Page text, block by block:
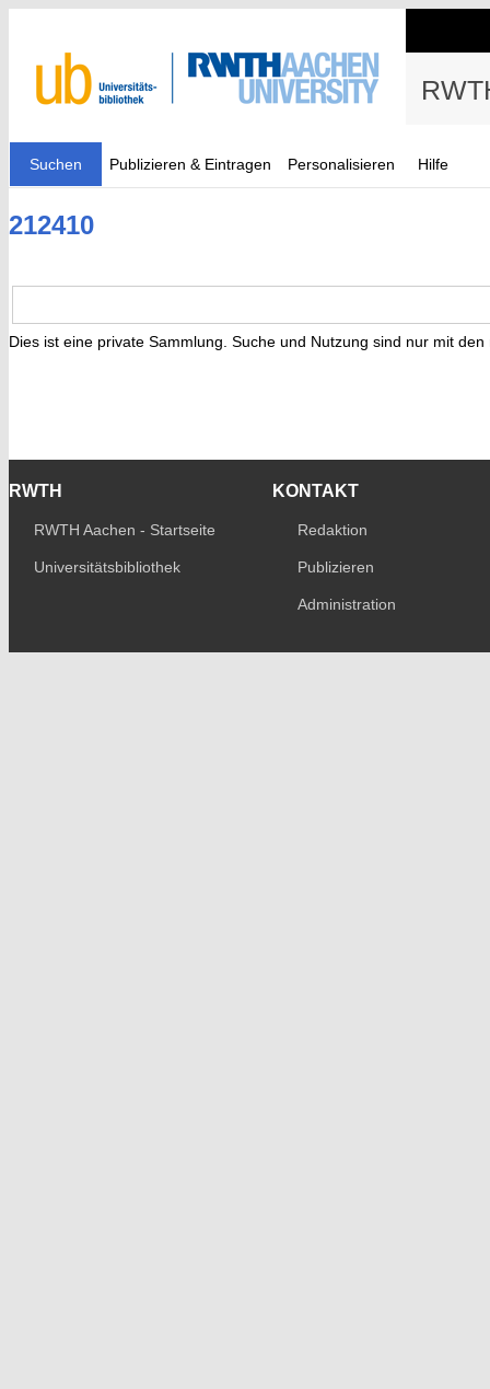
Suchen Publizieren & Eintragen Personalisieren Hilfe
212410
Dies ist eine private Sammlung. Suche und Nutzung sind nur mit
RWTH
RWTH Aachen - Startseite
Universitätsbibliothek
KONTAKT
Redaktion
Publizieren
Administration